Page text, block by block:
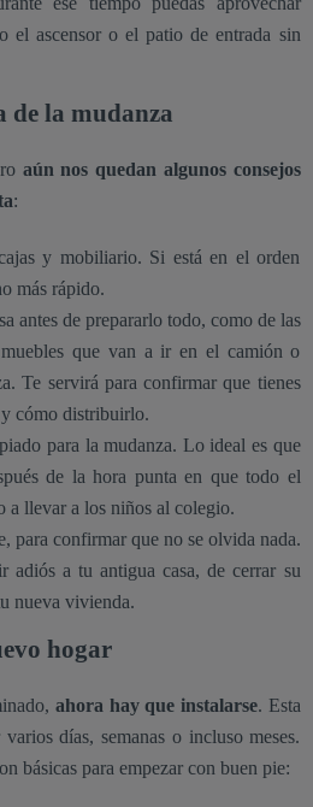
el ascensor o el patio de entrada sin
de la mudanza
aún nos quedan algunos consejos
:
y mobiliario. Si está en el orden
más rápido.
antes de prepararlo todo, como de las
que van a ir en el camión o
Te servirá para confirmar que tienes
cómo distribuirlo.
para la mudanza. Lo ideal es que
de la hora punta en que todo el
a llevar a los niños al colegio.
para confirmar que no se olvida nada.
adiós a tu antigua casa, de cerrar su
nueva vivienda.
hogar
ahora hay que instalarse. Esta
días, semanas o incluso meses.
básicas para empezar con buen pie: